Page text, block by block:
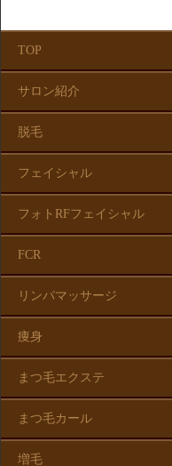
TOP
サロン紹介
脱毛
フェイシャル
フォトRFフェイシャル
FCR
リンパマッサージ
痩身
まつ毛エクステ
まつ毛カール
増毛